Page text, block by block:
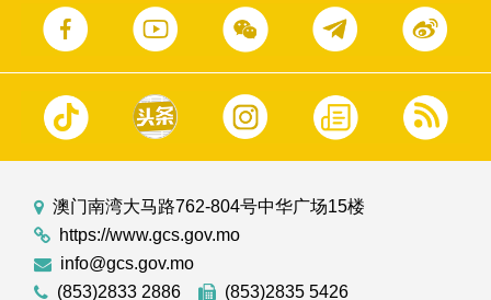
澳门南湾大马路762-804号中华广场15楼
https://www.gcs.gov.mo
info@gcs.gov.mo
(853)2833 2886
(853)2835 5426